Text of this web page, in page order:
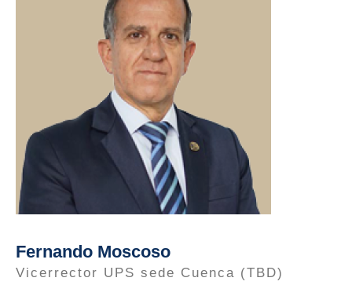
Fernando Moscoso
Vicerrector UPS sede Cuenca (TBD)